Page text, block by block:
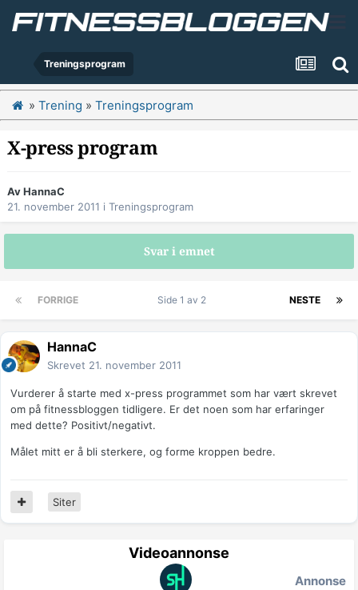
Treningsprogram
» Trening » Treningsprogram
X-press program
AvHannaC
21. november 2011 i Treningsprogram
Svar i emnet
FORRIGE NESTE
Side 1 av 2
HannaC
Skrevet 21. november 2011
Vurderer å starte med x-press programmet som har vært skrevet
om på fitnessbloggen tidligere. Er det noen som har erfaringer
med dette? Positivt/negativt.
Målet mitt er å bli sterkere, og forme kroppen bedre.
Siter
Videoannonse
Annonse